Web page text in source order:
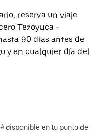
reserva un viaje
Tezoyuca -
90 días antes de
y en cualquier día del
disponible en tu punto de